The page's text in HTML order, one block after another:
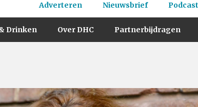
Adverteren Nieuwsbrief Podcast
Drinken Over DHC Partnerbijdragen